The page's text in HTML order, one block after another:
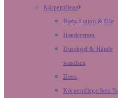
Körperpflege
Body Lotion & Öle
Handcremes
Duschgel & Hände
waschen
Deos
Körperpflege Sets %